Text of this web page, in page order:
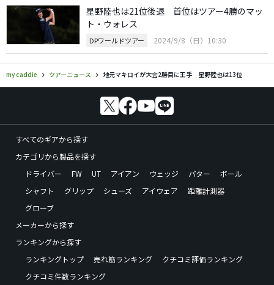
星野陸也は21位後退 首位はツアー4勝のマッ
ト・ウォレス
DPワールドツアー 2024/9/8（日）10:30
my caddie ツアーニュース 地元マキロイが大会2勝目に王手 星野陸也は13位
すべてのギアから探す
カテゴリから製品を探す
ドライバー
FW UT アイアン ウェッジ パター
ボール
シャフト
グリップ シューズ アイウェア
距離計測器
グローブ
メーカーから探す
ランキングから探す
ランキングトップ
売れ筋ランキング
クチコミ評価ランキング
クチコミ件数ランキング